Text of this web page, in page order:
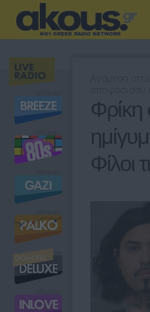
Φρίκη
Φίλοι